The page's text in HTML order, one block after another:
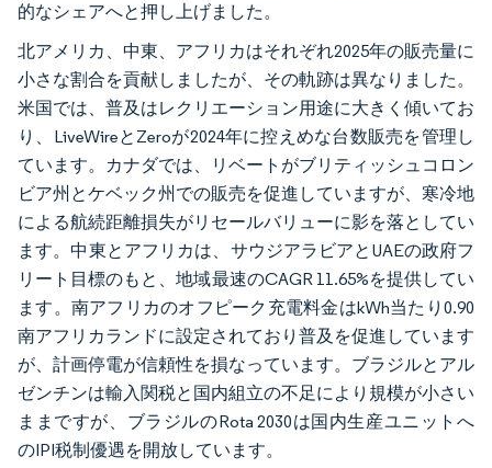
的なシェアへと押し上げました。
北アメリカ、中東、アフリカはそれぞれ2025年の販売量に
小さな割合を貢献しましたが、その軌跡は異なりました。
米国では、普及はレクリエーション用途に大きく傾いてお
り、LiveWireとZeroが2024年に控えめな台数販売を管理し
ています。カナダでは、リベートがブリティッシュコロン
ビア州とケベック州での販売を促進していますが、寒冷地
による航続距離損失がリセールバリューに影を落としてい
ます。中東とアフリカは、サウジアラビアとUAEの政府フ
リート目標のもと、地域最速のCAGR 11.65%を提供してい
ます。南アフリカのオフピーク充電料金はkWh当たり0.90
南アフリカランドに設定されており普及を促進しています
が、計画停電が信頼性を損なっています。ブラジルとアル
ゼンチンは輸入関税と国内組立の不足により規模が小さい
ままですが、ブラジルのRota 2030は国内生産ユニットへ
のIPI税制優遇を開放しています。